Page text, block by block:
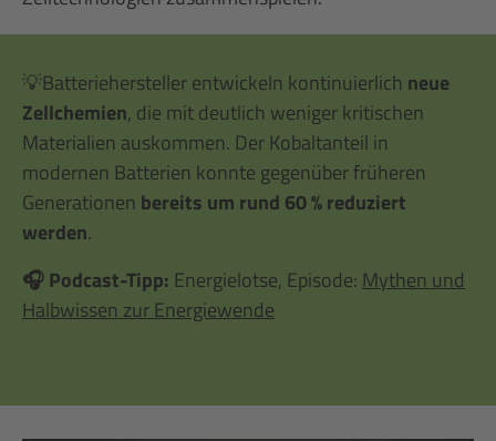
💡Batteriehersteller entwickeln kontinuierlich neue
Zellchemien, die mit deutlich weniger kritischen
Materialien auskommen. Der Kobaltanteil in
modernen Batterien konnte gegenüber früheren
Generationen bereits um rund 60 % reduziert
werden.
🎧 Podcast-Tipp: Energielotse, Episode: Mythen und
Halbwissen zur Energiewende